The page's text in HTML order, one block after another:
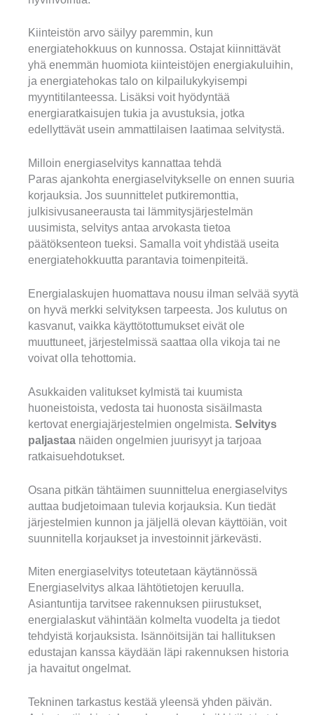
Kiinteistön arvo säilyy paremmin, kun
energiatehokkuus on kunnossa. Ostajat kiinnittävät
yhä enemmän huomiota kiinteistöjen energiakuluihin,
ja energiatehokas talo on kilpailukykyisempi
myyntitilanteessa. Lisäksi voit hyödyntää
energiaratkaisujen tukia ja avustuksia, jotka
edellyttävät usein ammattilaisen laatimaa selvitystä.
Milloin energiaselvitys kannattaa tehdä
Paras ajankohta energiaselvitykselle on ennen suuria
korjauksia. Jos suunnittelet putkiremonttia,
julkisivusaneerausta tai lämmitysjärjestelmän
uusimista, selvitys antaa arvokasta tietoa
päätöksenteon tueksi. Samalla voit yhdistää useita
energiatehokkuutta parantavia toimenpiteitä.
Energialaskujen huomattava nousu ilman selvää syytä
on hyvä merkki selvityksen tarpeesta. Jos kulutus on
kasvanut, vaikka käyttötottumukset eivät ole
muuttuneet, järjestelmissä saattaa olla vikoja tai ne
voivat olla tehottomia.
Asukkaiden valitukset kylmistä tai kuumista
huoneistoista, vedosta tai huonosta sisäilmasta
kertovat energiajärjestelmien ongelmista. Selvitys
paljastaa näiden ongelmien juurisyyt ja tarjoaa
ratkaisuehdotukset.
Osana pitkän tähtäimen suunnittelua energiaselvitys
auttaa budjetoimaan tulevia korjauksia. Kun tiedät
järjestelmien kunnon ja jäljellä olevan käyttöiän, voit
suunnitella korjaukset ja investoinnit järkevästi.
Miten energiaselvitys toteutetaan käytännössä
Energiaselvitys alkaa lähtötietojen keruulla.
Asiantuntija tarvitsee rakennuksen piirustukset,
energialaskut vähintään kolmelta vuodelta ja tiedot
tehdyistä korjauksista. Isännöitsijän tai hallituksen
edustajan kanssa käydään läpi rakennuksen historia
ja havaitut ongelmat.
Tekninen tarkastus kestää yleensä yhden päivän.